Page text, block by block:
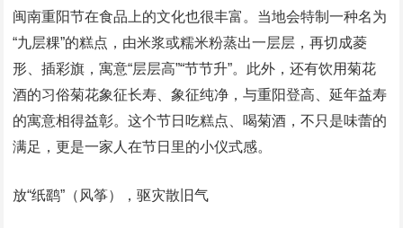
闽南重阳节在食品上的文化也很丰富。当地会特制一种名为
“九层粿”的糕点，由米浆或糯米粉蒸出一层层，再切成菱
形、插彩旗，寓意“层层高”“节节升”。此外，还有饮用菊花
酒的习俗菊花象征长寿、象征纯净，与重阳登高、延年益寿
的寓意相得益彰。这个节日吃糕点、喝菊酒，不只是味蕾的
满足，更是一家人在节日里的小仪式感。
放“纸鹞”（风筝），驱灾散旧气